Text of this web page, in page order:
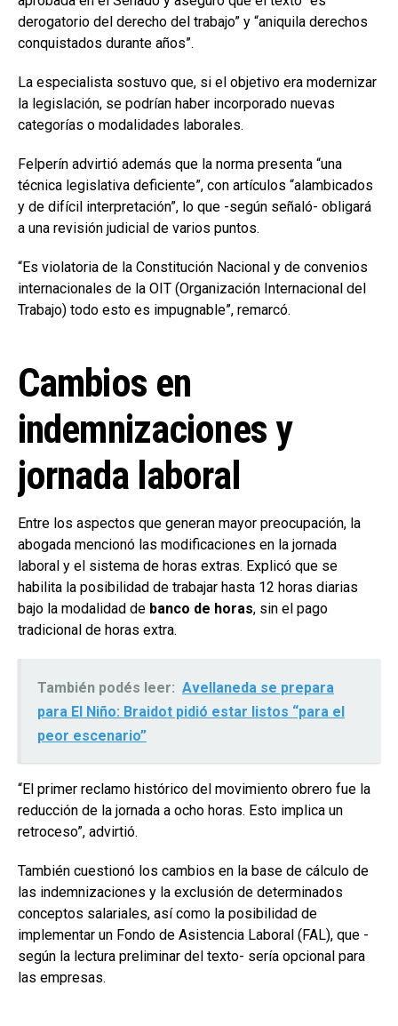
derogatorio del derecho del trabajo” y “aniquila derechos
conquistados durante años”.
La especialista sostuvo que, si el objetivo era modernizar
la legislación, se podrían haber incorporado nuevas
categorías o modalidades laborales.
Felperín advirtió además que la norma presenta “una
técnica legislativa deficiente”, con artículos “alambicados
y de difícil interpretación”, lo que -según señaló- obligará
a una revisión judicial de varios puntos.
“Es violatoria de la Constitución Nacional y de convenios
internacionales de la OIT (Organización Internacional del
Trabajo) todo esto es impugnable”, remarcó.
Cambios en
indemnizaciones y
jornada laboral
Entre los aspectos que generan mayor preocupación, la
abogada mencionó las modificaciones en la jornada
laboral y el sistema de horas extras. Explicó que se
habilita la posibilidad de trabajar hasta 12 horas diarias
bajo la modalidad de banco de horas, sin el pago
tradicional de horas extra.
También podés leer: Avellaneda se prepara
para El Niño: Braidot pidió estar listos “para el
peor escenario”
“El primer reclamo histórico del movimiento obrero fue la
reducción de la jornada a ocho horas. Esto implica un
retroceso”, advirtió.
También cuestionó los cambios en la base de cálculo de
las indemnizaciones y la exclusión de determinados
conceptos salariales, así como la posibilidad de
implementar un Fondo de Asistencia Laboral (FAL), que -
según la lectura preliminar del texto- sería opcional para
las empresas.